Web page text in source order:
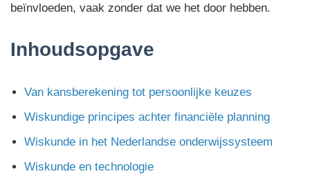
beïnvloeden, vaak zonder dat we het door hebben.
Inhoudsopgave
Van kansberekening tot persoonlijke keuzes
Wiskundige principes achter financiële planning
Wiskunde in het Nederlandse onderwijssysteem
Wiskunde en technologie